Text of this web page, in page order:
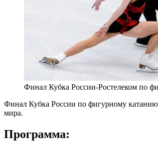
Финал Кубка России-Ростелеком по
Финал Кубка России по фигурному катанию
мира.
Программа: